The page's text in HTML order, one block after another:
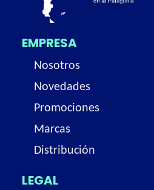
EMPRESA
Nosotros
Novedades
Promociones
Marcas
Distribución
LEGAL